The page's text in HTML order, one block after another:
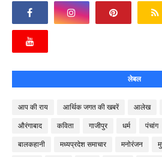
लेबल
आप की राय आर्थिक जगत की खबरें आलेख
औरंगाबाद
कविता गाजीपुर धर्म पंचांग
बालकहानी
मध्यप्रदेश समाचार मनोरंजन